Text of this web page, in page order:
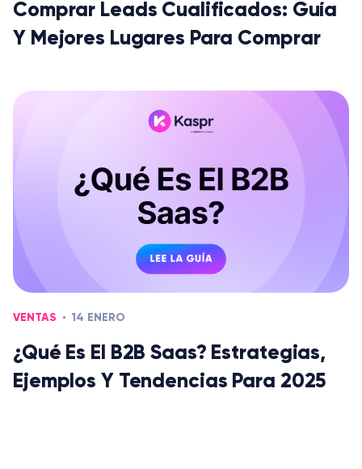
Comprar Leads Cualificados: Guía
Y Mejores Lugares Para Comprar
VENTAS 14 ENERO
¿Qué Es El B2B Saas? Estrategias,
Ejemplos Y Tendencias Para 2025